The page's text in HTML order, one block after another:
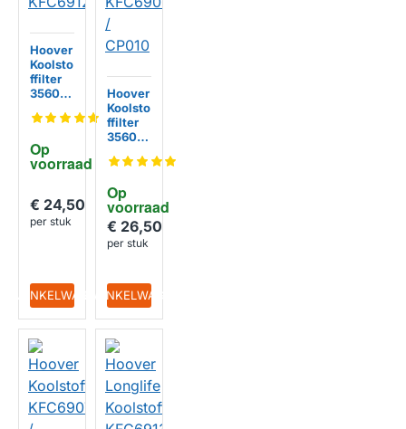
Op
voorraad
Hoover
Koolsto
ffilter
35602
KFC691
€ 24,50
per stuk
IN WINKELWAGEN
Op
voorraad
Hoover
Koolsto
ffilter
35602
KFC69
CP010
€ 26,50
per stuk
IN WINKELWAGEN